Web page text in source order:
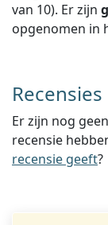
van 10). Er zijn
opgenomen in
Recensies
Er zijn nog
recensie
recensie geeft?